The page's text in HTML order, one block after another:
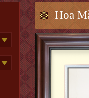
Hoa